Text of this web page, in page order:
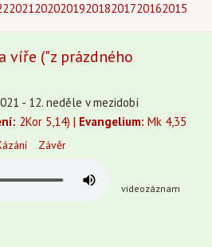
2021202020192018201720162015
víře ("z prázdného
- 12. neděle v mezidobí
2Kor 5,14) | Evangelium: Mk 4,35
Závěr
videozáznam